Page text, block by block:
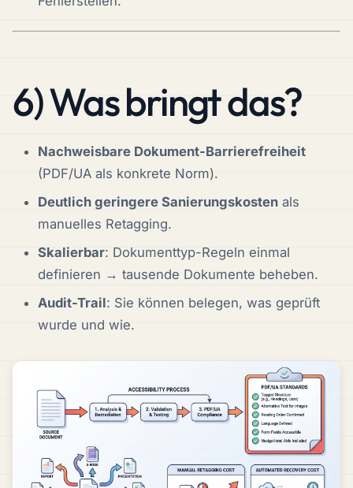
6) Was bringt das?
Nachweisbare Dokument-Barrierefreiheit
(PDF/UA als konkrete Norm).
Deutlich geringere Sanierungskosten als
manuelles Retagging.
Skalierbar: Dokumenttyp-Regeln einmal
definieren → tausende Dokumente beheben.
Audit-Trail: Sie können belegen, was geprüft
wurde und wie.